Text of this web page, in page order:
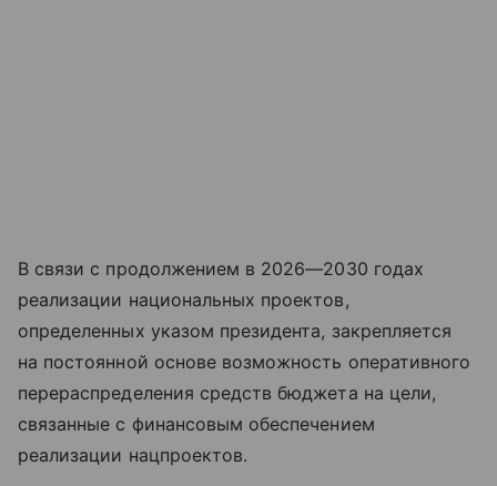
В связи с продолжением в 2026—2030 годах
реализации национальных проектов,
определенных указом президента, закрепляется
на постоянной основе возможность оперативного
перераспределения средств бюджета на цели,
связанные с финансовым обеспечением
реализации нацпроектов.